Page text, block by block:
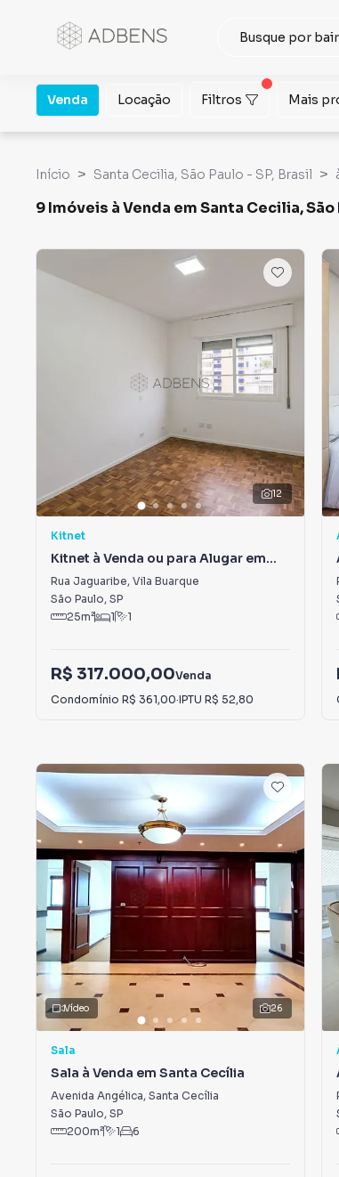
Venda Locação Filtros Mais
Início Santa Cecilia, São Paulo - SP, Brasil
9 Imóveis à Venda em Santa Cecilia, São
12
Kitnet
Kitnet à Venda ou para Alugar em
Vila Buarque
Rua Jaguaribe, Vila Buarque
São Paulo, SP
25m² 1 1
R$ 317.000,00Venda
Condomínio R$ 361,00·IPTU R$ 52,80
26
Vídeo
Sala
Sala à Venda em Santa Cecília
Avenida Angélica, Santa Cecília
São Paulo, SP
200m² 1 6